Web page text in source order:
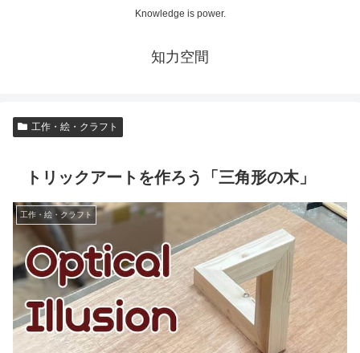
Knowledge is power.
知力空間
工作・絵・クラフト
トリックアートを作ろう「三角形の木」
工作・絵・クラフト